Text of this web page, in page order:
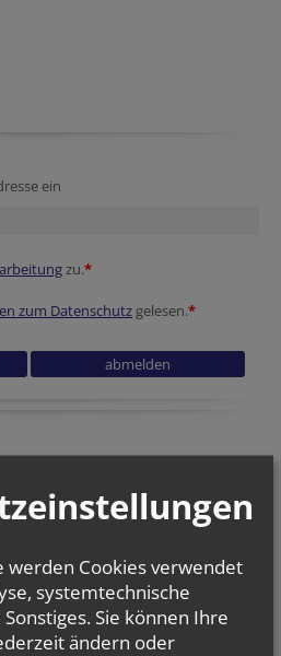
ein
zu.*
zum Datenschutz gelesen.*
Minitag
alle, die mehr...
werden Cookies verwendet
systemtechnische
Sie können Ihre
ändern oder